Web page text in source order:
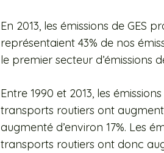
En 2013, les émissions de GES
représentaient 43% de nos
le premier secteur d’émissions
Entre 1990 et 2013, les
transports routiers ont
augmenté d’environ 17%. Les
transports routiers ont donc